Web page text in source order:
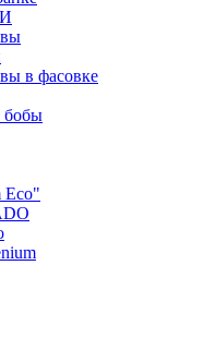
в фасовке
бобы